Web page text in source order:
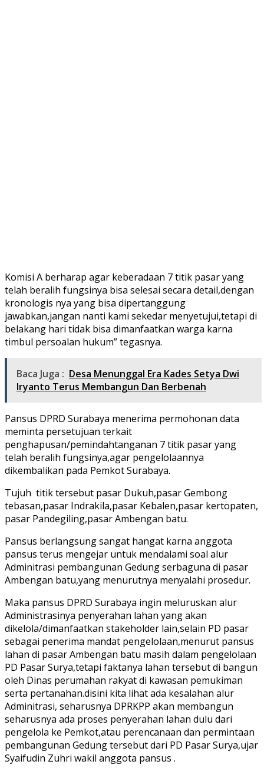
Komisi A berharap agar keberadaan 7 titik pasar yang
telah beralih fungsinya bisa selesai secara detail,dengan
kronologis nya yang bisa dipertanggung
jawabkan,jangan nanti kami sekedar menyetujui,tetapi di
belakang hari tidak bisa dimanfaatkan warga karna
timbul persoalan hukum” tegasnya.
Baca Juga : Desa Menunggal Era Kades Setya Dwi
Iryanto Terus Membangun Dan Berbenah
Pansus DPRD Surabaya menerima permohonan data
meminta persetujuan terkait
penghapusan/pemindahtanganan 7 titik pasar yang
telah beralih fungsinya,agar pengelolaannya
dikembalikan pada Pemkot Surabaya.
Tujuh titik tersebut pasar Dukuh,pasar Gembong
tebasan,pasar Indrakila,pasar Kebalen,pasar kertopaten,
pasar Pandegiling,pasar Ambengan batu.
Pansus berlangsung sangat hangat karna anggota
pansus terus mengejar untuk mendalami soal alur
Adminitrasi pembangunan Gedung serbaguna di pasar
Ambengan batu,yang menurutnya menyalahi prosedur.
Maka pansus DPRD Surabaya ingin meluruskan alur
Administrasinya penyerahan lahan yang akan
dikelola/dimanfaatkan stakeholder lain,selain PD pasar
sebagai penerima mandat pengelolaan,menurut pansus
lahan di pasar Ambengan batu masih dalam pengelolaan
PD Pasar Surya,tetapi faktanya lahan tersebut di bangun
oleh Dinas perumahan rakyat di kawasan pemukiman
serta pertanahan.disini kita lihat ada kesalahan alur
Adminitrasi, seharusnya DPRKPP akan membangun
seharusnya ada proses penyerahan lahan dulu dari
pengelola ke Pemkot,atau perencanaan dan permintaan
pembangunan Gedung tersebut dari PD Pasar Surya,ujar
Syaifudin Zuhri wakil anggota pansus .